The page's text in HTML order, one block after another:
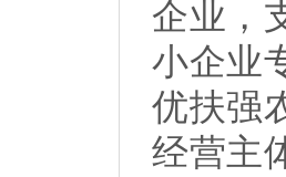
企业，
小企业
优扶强
经营主